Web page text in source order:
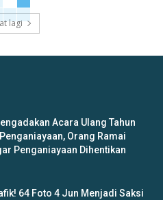
lagi
Acara Ulang Tahun
Orang Ramai
Penganiayaan Dihentikan
64 Foto 4 Jun Menjadi Saksi